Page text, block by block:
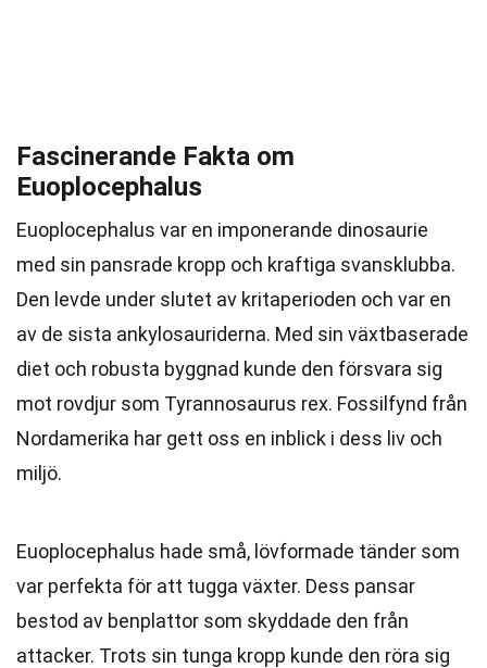
Fascinerande Fakta om
Euoplocephalus
Euoplocephalus var en imponerande dinosaurie
med sin pansrade kropp och kraftiga svansklubba.
Den levde under slutet av kritaperioden och var en
av de sista ankylosauriderna. Med sin växtbaserade
diet och robusta byggnad kunde den försvara sig
mot rovdjur som Tyrannosaurus rex. Fossilfynd från
Nordamerika har gett oss en inblick i dess liv och
miljö.
Euoplocephalus hade små, lövformade tänder som
var perfekta för att tugga växter. Dess pansar
bestod av benplattor som skyddade den från
attacker. Trots sin tunga kropp kunde den röra sig